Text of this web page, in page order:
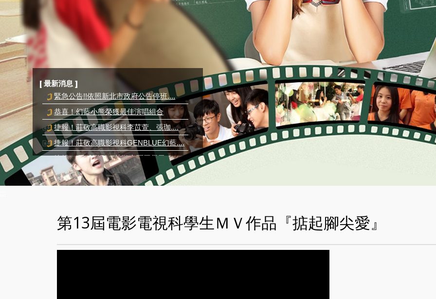
[ 最新消息 ]
恭喜！幻藍小熊榮獲最佳演唱組合
捷報！莊敬高職影視科李苡萱、張珈....
捷報！莊敬高職影視科GENBLUE幻藍....
捷報！ 手球隊影三莊游定圜同學已....
緊急公告!!依照新北市政府公告停班....
第13屆電影電視科學生ＭＶ作品『掂起腳尖愛』